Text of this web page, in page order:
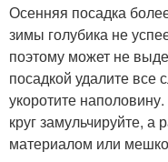
Осенняя посадка
зимы голубика не
поэтому может не
посадкой удалите все
укоротите
круг замульчируйте, а
материалом или